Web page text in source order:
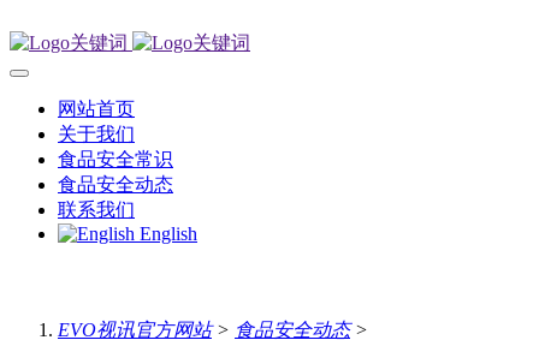
网站首页
关于我们
食品安全常识
食品安全动态
联系我们
English
EVO视讯官方网站> 食品安全动态>